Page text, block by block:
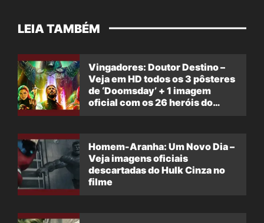
LEIA TAMBÉM
Vingadores: Doutor Destino –
Veja em HD todos os 3 pôsteres
de ‘Doomsday’ + 1 imagem
oficial com os 26 heróis do
Homem-Aranha: Um Novo Dia –
Veja imagens oficiais
descartadas do Hulk Cinza no
filme